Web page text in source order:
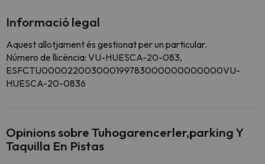
Informació legal
Aquest allotjament és gestionat per un particular.
Número de llicència: VU-HUESCA-20-083,
ESFCTU000022003000199783000000000000VU-
HUESCA-20-0836
Opinions sobre Tuhogarencerler,parking Y
Taquilla En Pistas